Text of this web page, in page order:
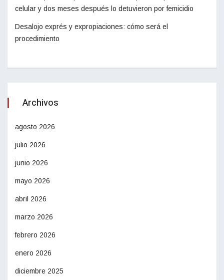
celular y dos meses después lo detuvieron por femicidio
Desalojo exprés y expropiaciones: cómo será el
procedimiento
Archivos
agosto 2026
julio 2026
junio 2026
mayo 2026
abril 2026
marzo 2026
febrero 2026
enero 2026
diciembre 2025